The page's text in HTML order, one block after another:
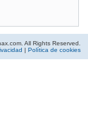
All Rights Reserved.
| Política de cookies